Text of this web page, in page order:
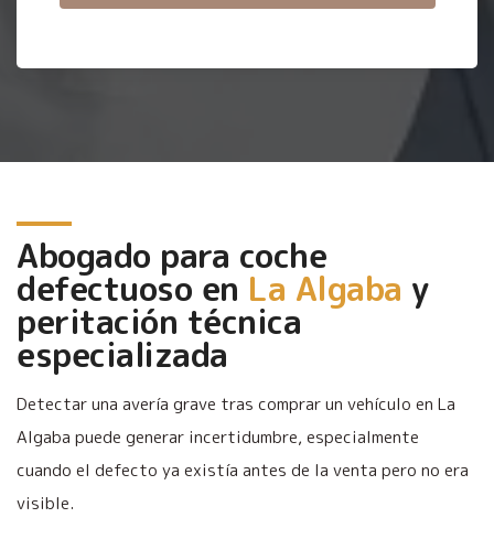
Abogado para coche
defectuoso en La Algaba y
peritación técnica
especializada
Detectar una avería grave tras comprar un vehículo en La
Algaba puede generar incertidumbre, especialmente
cuando el defecto ya existía antes de la venta pero no era
visible.